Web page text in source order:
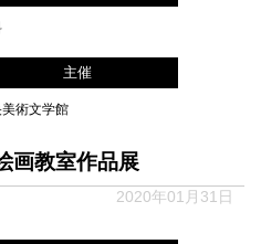
主催
美術文学館
画教室作品展
2020年01月31日